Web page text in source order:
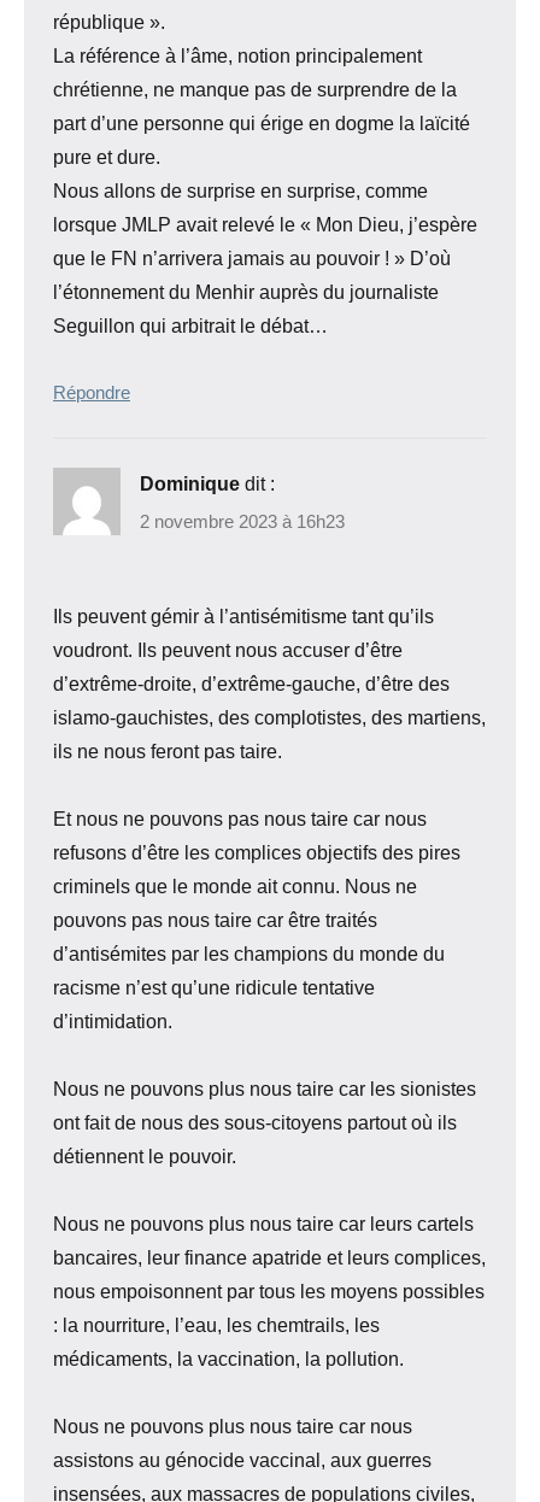
république ».
La référence à l’âme, notion principalement
chrétienne, ne manque pas de surprendre de la
part d’une personne qui érige en dogme la laïcité
pure et dure.
Nous allons de surprise en surprise, comme
lorsque JMLP avait relevé le « Mon Dieu, j’espère
que le FN n’arrivera jamais au pouvoir ! » D’où
l’étonnement du Menhir auprès du journaliste
Seguillon qui arbitrait le débat…
Répondre
Dominique dit :
2 novembre 2023 à 16h23
Ils peuvent gémir à l’antisémitisme tant qu’ils
voudront. Ils peuvent nous accuser d’être
d’extrême-droite, d’extrême-gauche, d’être des
islamo-gauchistes, des complotistes, des martiens,
ils ne nous feront pas taire.
Et nous ne pouvons pas nous taire car nous
refusons d’être les complices objectifs des pires
criminels que le monde ait connu. Nous ne
pouvons pas nous taire car être traités
d’antisémites par les champions du monde du
racisme n’est qu’une ridicule tentative
d’intimidation.
Nous ne pouvons plus nous taire car les sionistes
ont fait de nous des sous-citoyens partout où ils
détiennent le pouvoir.
Nous ne pouvons plus nous taire car leurs cartels
bancaires, leur finance apatride et leurs complices,
nous empoisonnent par tous les moyens possibles
: la nourriture, l’eau, les chemtrails, les
médicaments, la vaccination, la pollution.
Nous ne pouvons plus nous taire car nous
assistons au génocide vaccinal, aux guerres
insensées, aux massacres de populations civiles,